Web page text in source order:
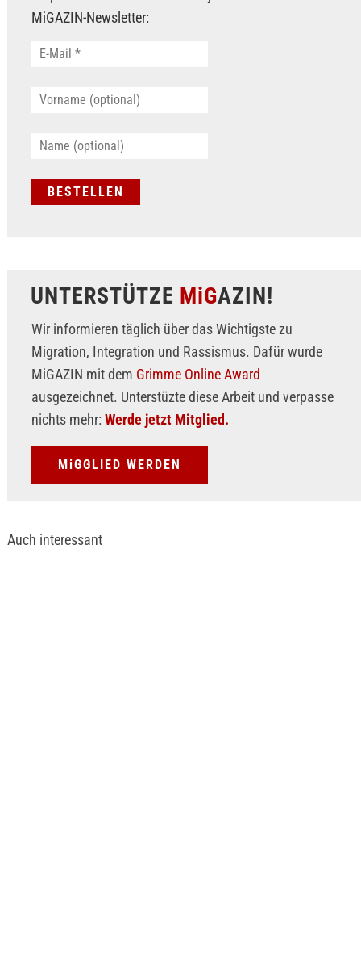
MiGAZIN-Newsletter:
UNTERSTÜTZE MiGAZIN!
Wir informieren täglich über das Wichtigste zu
Migration, Integration und Rassismus. Dafür wurde
MiGAZIN mit dem Grimme Online Award
ausgezeichnet. Unterstüzte diese Arbeit und verpasse
nichts mehr: Werde jetzt Mitglied.
MiGGLIED WERDEN
Auch interessant